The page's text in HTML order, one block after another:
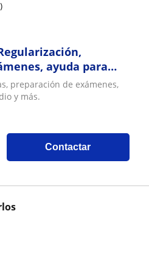
ayuda para
preparación de exámenes,
y más.
Contactar